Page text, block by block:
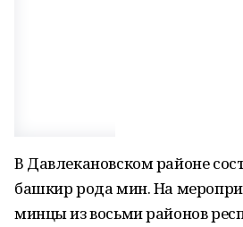
В Давлекановском районе
башкир рода мин. На
минцы из восьми районов